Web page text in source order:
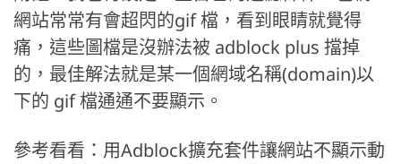
網站常常有會超閃的gif 檔，看到眼睛就覺得
痛，這些圖檔是沒辦法被 adblock plus 擋掉
的，最佳解法就是某一個網域名稱(domain)以
下的 gif 檔通通不要顯示。
參考看看：用Adblock擴充套件讓網站不顯示動